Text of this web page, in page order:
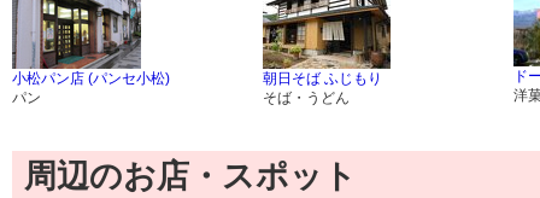
小松パン店 (パンセ小松)
パン
朝日そば ふじもり
そば・うどん
ド
洋
周辺のお店・スポット